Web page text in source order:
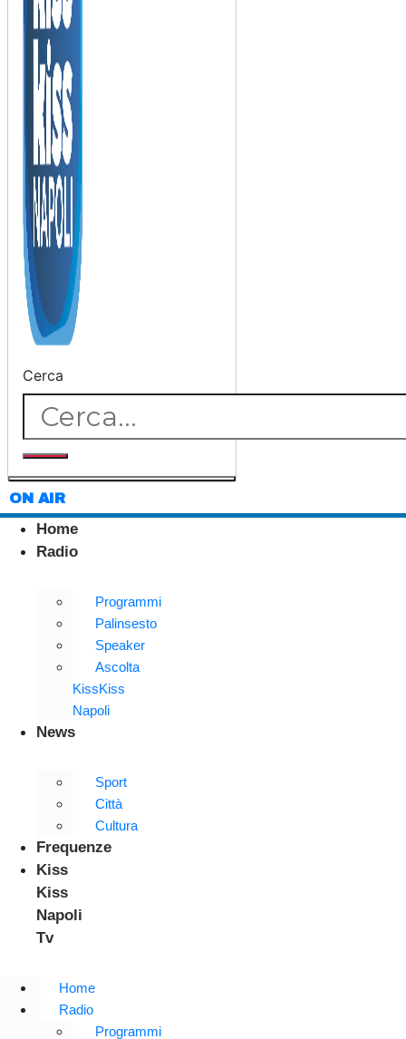
Cerca
ON AIR
Home
Radio
Programmi
Palinsesto
Speaker
Ascolta
KissKiss
Napoli
News
Sport
Città
Cultura
Frequenze
Kiss
Kiss
Napoli
Tv
Home
Radio
Programmi